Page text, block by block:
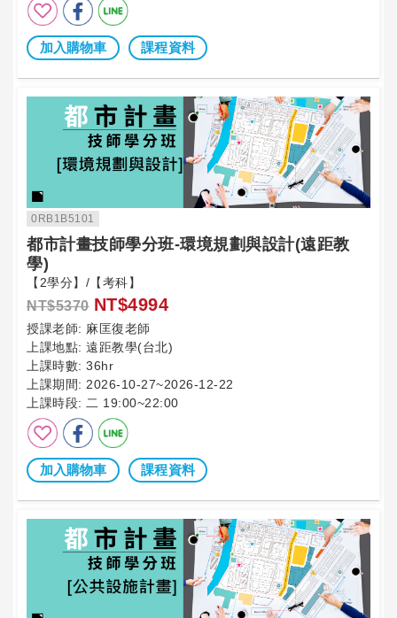
加入購物車 課程資料
0RB1B5101
都市計畫技師學分班-環境規劃與設計(遠距教
學)
【2學分】/【考科】
NT$5370 NT$4994
授課老師: 麻匡復老師
上課地點: 遠距教學(台北)
上課時數: 36hr
上課期間: 2026-10-27~2026-12-22
上課時段: 二 19:00~22:00
加入購物車 課程資料